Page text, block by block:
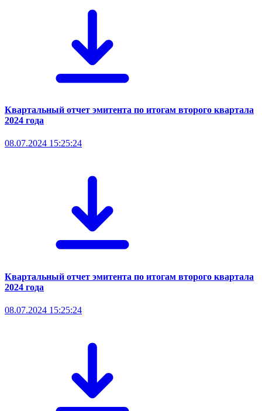
Квартальный отчет эмитента по итогам второго квартала
2024 года
08.07.2024 15:25:24
Квартальный отчет эмитента по итогам второго квартала
2024 года
08.07.2024 15:25:24